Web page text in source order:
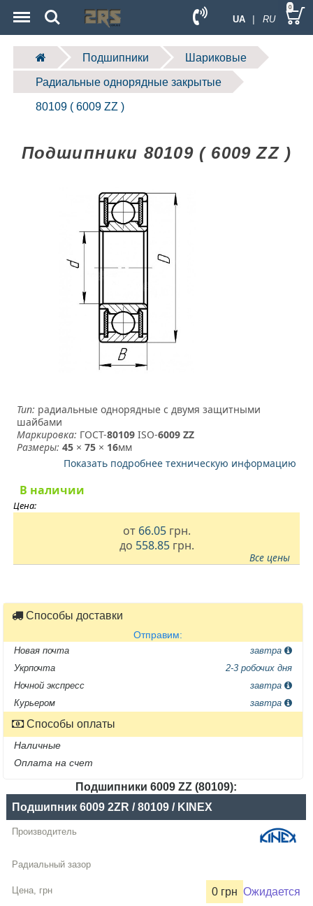
UA | RU
Search 0
Подшипники Шариковые
Радиальные однорядные закрытые
80109 ( 6009 ZZ )
Подшипники 80109 ( 6009 ZZ )
Тип: радиальные однорядные с двумя защитными
шайбами
Маркировка: ГОСТ-80109 ­ ISO-6009 ZZ
Размеры: 45 ×75 × 16мм
Показать подробнее техническую информацию
В наличии
Цена:
от 66.05грн.
до 558.85 грн.
Все цены
Способы доставки
Отправим:
Новая почта
завтра
Укрпочта
2-3 робочих дня
Ночной экспресс
завтра
Курьером
завтра
Способы оплаты
Наличные
Оплата на счет
Подшипники 6009 ZZ (80109):
Название
Производитель
Радиальный
зазор
Цена,
Подшипник 6009 2ZR / 80109 / KINEX
0 грн Ожидается